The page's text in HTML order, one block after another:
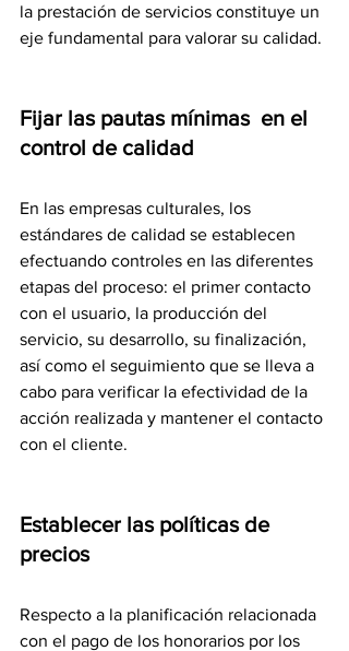
la prestación de servicios constituye un
eje fundamental para valorar su calidad.
Fijar las pautas mínimas  en el
control de calidad
En las empresas culturales, los
estándares de calidad se establecen
efectuando controles en las diferentes
etapas del proceso: el primer contacto
con el usuario, la producción del
servicio, su desarrollo, su finalización,
así como el seguimiento que se lleva a
cabo para verificar la efectividad de la
acción realizada y mantener el contacto
con el cliente.
Establecer las políticas de
precios
Respecto a la planificación relacionada
con el pago de los honorarios por los